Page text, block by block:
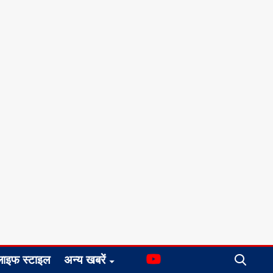
स्टाइल अन्य खबरें